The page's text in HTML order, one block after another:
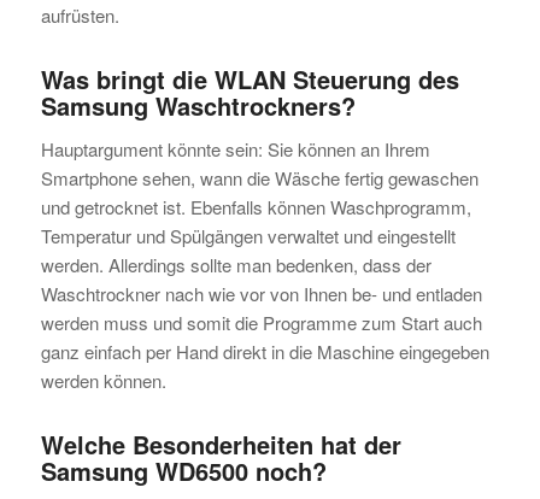
aufrüsten.
Was bringt die WLAN Steuerung des
Samsung Waschtrockners?
Hauptargument könnte sein: Sie können an Ihrem
Smartphone sehen, wann die Wäsche fertig gewaschen
und getrocknet ist. Ebenfalls können Waschprogramm,
Temperatur und Spülgängen verwaltet und eingestellt
werden. Allerdings sollte man bedenken, dass der
Waschtrockner nach wie vor von Ihnen be- und entladen
werden muss und somit die Programme zum Start auch
ganz einfach per Hand direkt in die Maschine eingegeben
werden können.
Welche Besonderheiten hat der
Samsung WD6500 noch?